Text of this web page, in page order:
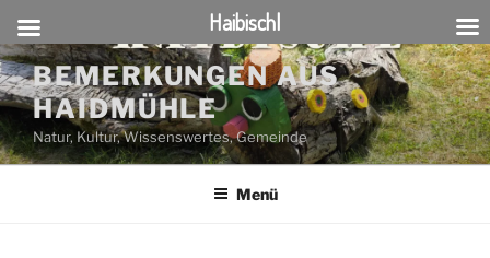
Zum
Inhalt
springen
BEMERKUNGEN AUS
HAIDMÜHLE
Natur, Kultur, Wissenswertes, Gemeinde
Menü
Haibischl